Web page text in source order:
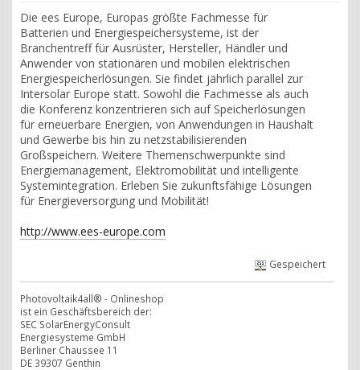
Die ees Europe, Europas größte Fachmesse für
Batterien und Energiespeichersysteme, ist der
Branchentreff für Ausrüster, Hersteller, Händler und
Anwender von stationären und mobilen elektrischen
Energiespeicherlösungen. Sie findet jährlich parallel zur
Intersolar Europe statt. Sowohl die Fachmesse als auch
die Konferenz konzentrieren sich auf Speicherlösungen
für erneuerbare Energien, von Anwendungen in Haushalt
und Gewerbe bis hin zu netzstabilisierenden
Großspeichern. Weitere Themenschwerpunkte sind
Energiemanagement, Elektromobilität und intelligente
Systemintegration. Erleben Sie zukunftsfähige Lösungen
für Energieversorgung und Mobilität!
http://www.ees-europe.com
Gespeichert
Photovoltaik4all® - Onlineshop
ist ein Geschäftsbereich der:
SEC SolarEnergyConsult
Energiesysteme GmbH
Berliner Chaussee 11
DE 39307 Genthin